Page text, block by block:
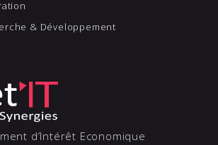
& Développement
d’Intérêt Economique